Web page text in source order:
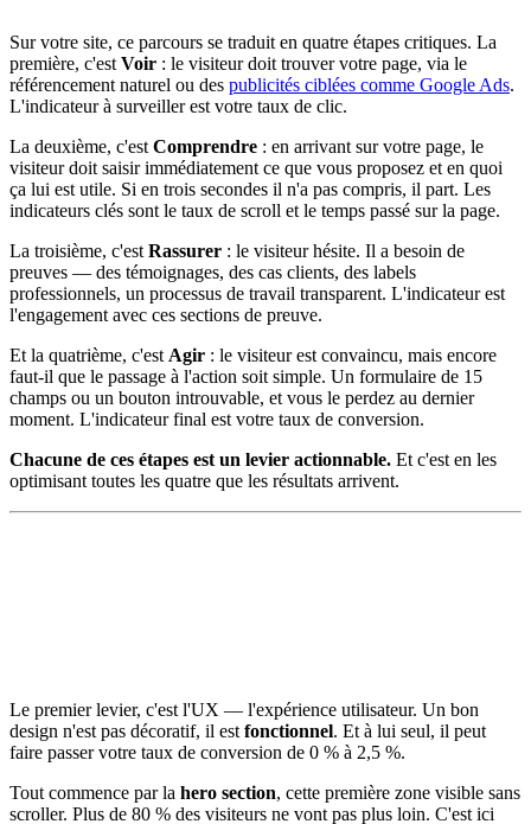
Sur votre site, ce parcours se traduit en quatre étapes critiques. La
première, c'est Voir : le visiteur doit trouver votre page, via le
référencement naturel ou des publicités ciblées comme Google Ads.
L'indicateur à surveiller est votre taux de clic.
La deuxième, c'est Comprendre : en arrivant sur votre page, le
visiteur doit saisir immédiatement ce que vous proposez et en quoi
ça lui est utile. Si en trois secondes il n'a pas compris, il part. Les
indicateurs clés sont le taux de scroll et le temps passé sur la page.
La troisième, c'est Rassurer : le visiteur hésite. Il a besoin de
preuves — des témoignages, des cas clients, des labels
professionnels, un processus de travail transparent. L'indicateur est
l'engagement avec ces sections de preuve.
Et la quatrième, c'est Agir : le visiteur est convaincu, mais encore
faut-il que le passage à l'action soit simple. Un formulaire de 15
champs ou un bouton introuvable, et vous le perdez au dernier
moment. L'indicateur final est votre taux de conversion.
Chacune de ces étapes est un levier actionnable. Et c'est en les
optimisant toutes les quatre que les résultats arrivent.
Le premier levier, c'est l'UX — l'expérience utilisateur. Un bon
design n'est pas décoratif, il est fonctionnel. Et à lui seul, il peut
faire passer votre taux de conversion de 0 % à 2,5 %.
Tout commence par la hero section, cette première zone visible sans
scroller. Plus de 80 % des visiteurs ne vont pas plus loin. C'est ici